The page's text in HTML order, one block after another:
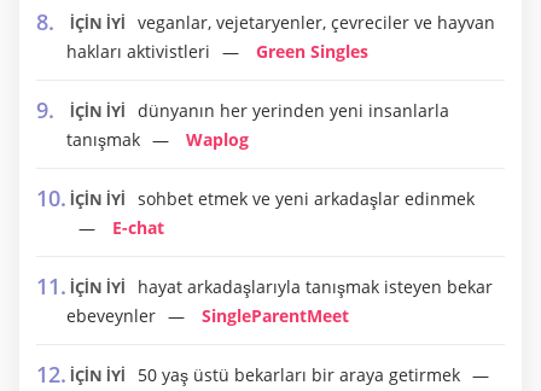
İÇİN İYİ
veganlar, vejetaryenler, çevreciler ve hayvan
hakları aktivistleri
Green Singles
İÇİN İYİ
dünyanın her yerinden yeni insanlarla
tanışmak
Waplog
İÇİN İYİ
sohbet etmek ve yeni arkadaşlar edinmek
E-chat
İÇİN İYİ
hayat arkadaşlarıyla tanışmak isteyen bekar
ebeveynler
SingleParentMeet
İÇİN İYİ
50 yaş üstü bekarları bir araya getirmek